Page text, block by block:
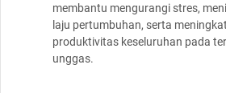
membantu mengurangi stres,
laju pertumbuhan, serta
produktivitas keseluruhan pada
unggas.